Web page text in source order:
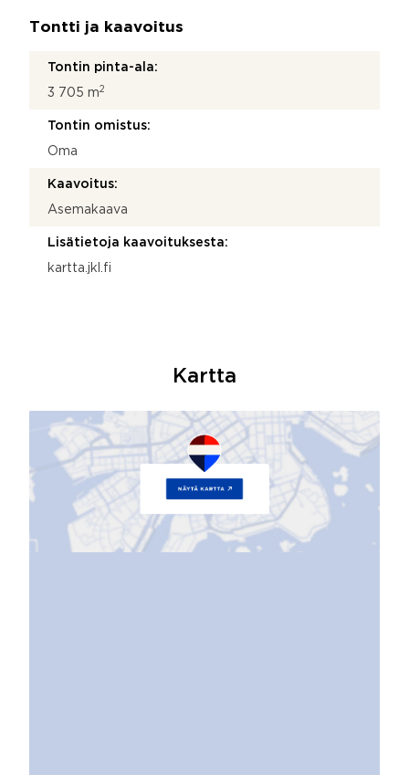
Tontti ja kaavoitus
Tontin pinta-ala:
3 705 m2
Tontin omistus:
Oma
Kaavoitus:
Asemakaava
Lisätietoja kaavoituksesta:
kartta.jkl.fi
Kartta